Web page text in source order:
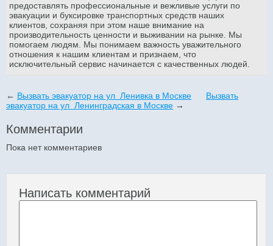
предоставлять профессиональные и вежливые услуги по
эвакуации и буксировке транспортных средств наших
клиентов, сохраняя при этом наше внимание на
производительность ценности и выживании на рынке. Мы
помогаем людям. Мы понимаем важность уважительного
отношения к нашим клиентам и признаем, что
исключительный сервис начинается с качественных людей.
← Вызвать эвакуатор на ул Ленивка в Москве
Вызвать
эвакуатор на ул Ленинградская в Москве →
Комментарии
Пока нет комментариев
Написать комментарий